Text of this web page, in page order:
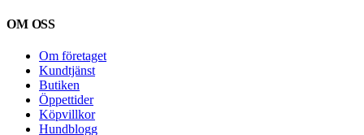
OM OSS
Om företaget
Kundtjänst
Butiken
Öppettider
Köpvillkor
Hundblogg